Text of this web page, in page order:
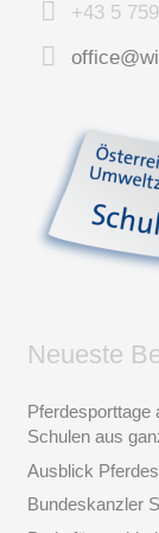
+43 5
Neueste
Pferdesporttage
Schulen aus
Ausblick
Bundeskanzler